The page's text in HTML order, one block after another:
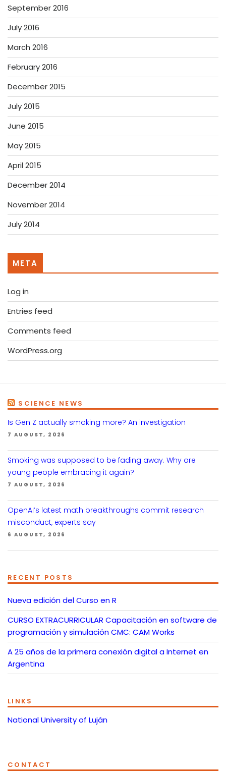
September 2016
July 2016
March 2016
February 2016
December 2015
July 2015
June 2015
May 2015
April 2015
December 2014
November 2014
July 2014
META
Log in
Entries feed
Comments feed
WordPress.org
SCIENCE NEWS
Is Gen Z actually smoking more? An investigation
7 AUGUST, 2026
Smoking was supposed to be fading away. Why are
young people embracing it again?
7 AUGUST, 2026
OpenAI’s latest math breakthroughs commit research
misconduct, experts say
6 AUGUST, 2026
RECENT POSTS
Nueva edición del Curso en R
CURSO EXTRACURRICULAR Capacitación en software de
programación y simulación CMC: CAM Works
A 25 años de la primera conexión digital a Internet en
Argentina
LINKS
National University of Luján
CONTACT